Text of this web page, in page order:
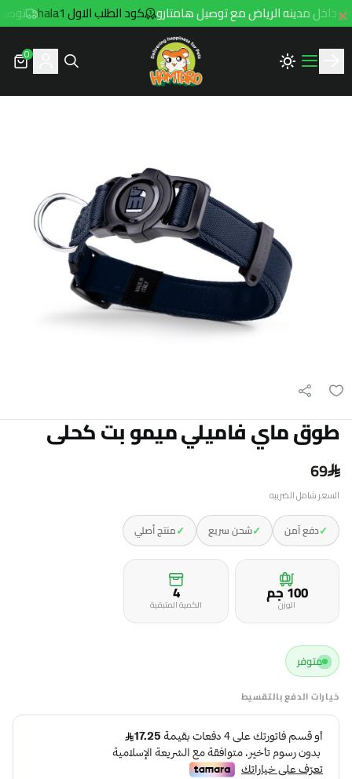
كود الطلب الاول hala1 توصيل مجاني
Hamtaro
0
طوق ماي فاميلي ميمو بت كحلى
69
السعر شامل الضريبه
✓دفع آمن ✓شحن سريع ✓منتج أصلي
100 جمالوزن 4
الكمية المتبقية
متوفر
خيارات الدفع بالتقسيط